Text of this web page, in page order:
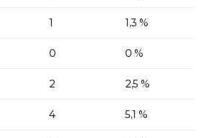
1 1,3 %
0 0 %
2 2,5 %
4 5,1 %